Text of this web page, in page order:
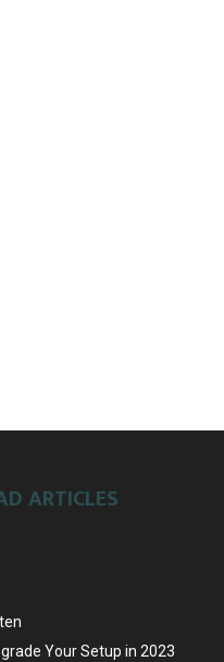
ARTICLES
Your Setup in 2023